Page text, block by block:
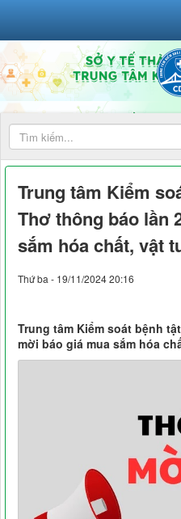
Trung tâm Kiểm
Thơ thông báo lần
sắm hóa chất, vật
Thứ ba - 19/11/2024 20:16
Trung tâm Kiểm soát bệnh
mời báo giá mua sắm hóa